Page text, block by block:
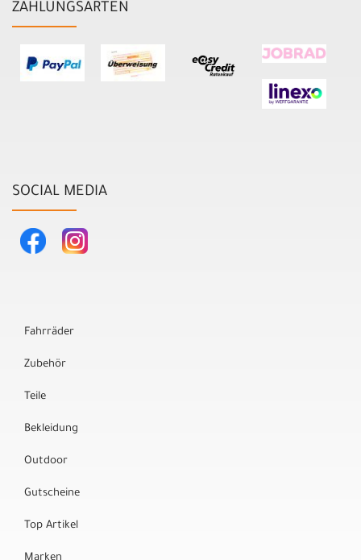
ZAHLUNGSARTEN
SOCIAL MEDIA
Fahrräder
Zubehör
Teile
Bekleidung
Outdoor
Gutscheine
Top Artikel